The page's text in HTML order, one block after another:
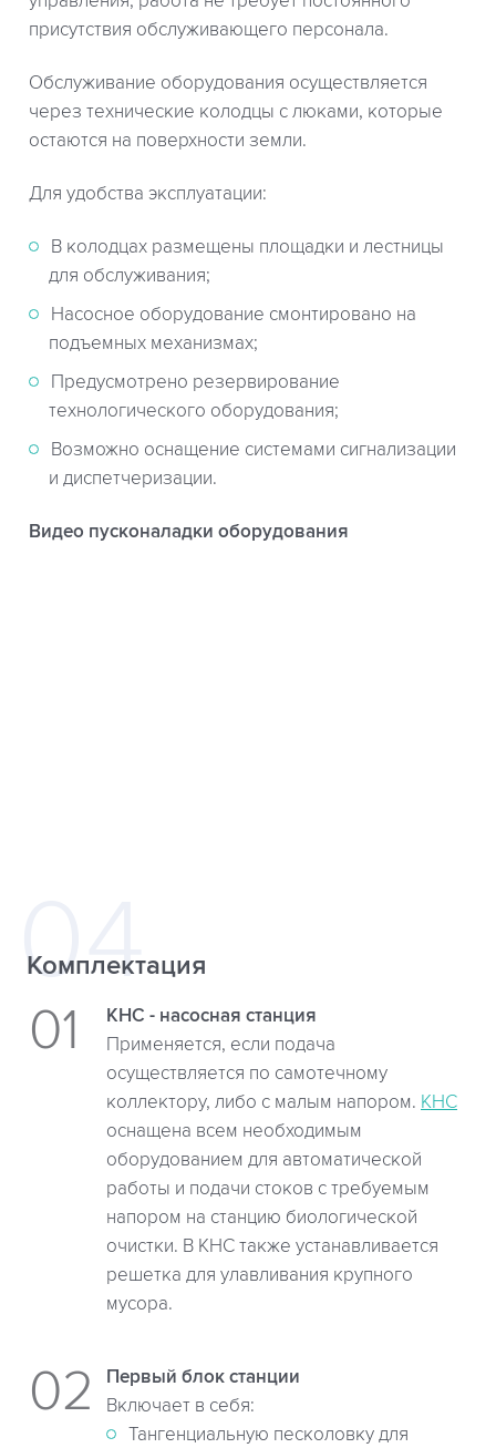
присутствия обслуживающего персонала.
Обслуживание оборудования осуществляется
через технические колодцы с люками, которые
остаются на поверхности земли.
Для удобства эксплуатации:
В колодцах размещены площадки и лестницы
для обслуживания;
Насосное оборудование смонтировано на
подъемных механизмах;
Предусмотрено резервирование
технологического оборудования;
Возможно оснащение системами сигнализации
и диспетчеризации.
Видео пусконаладки оборудования
Комплектация
КНС - насосная станция
Применяется, если подача
осуществляется по самотечному
коллектору, либо с малым напором. КНС
оснащена всем необходимым
оборудованием для автоматической
работы и подачи стоков с требуемым
напором на станцию биологической
очистки. В КНС также устанавливается
решетка для улавливания крупного
мусора.
Первый блок станции
Включает в себя:
Тангенциальную песколовку для